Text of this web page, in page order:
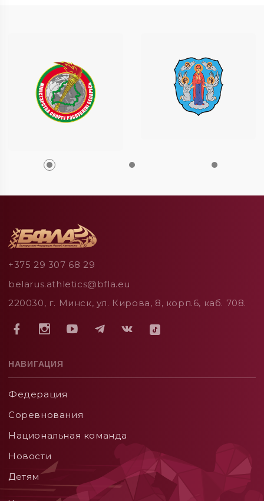
+375 29 307 68 29
belarus.athletics@bfla.eu
220030, г. Минск, ул. Кирова, 8, корп.6, каб. 708.
НАВИГАЦИЯ
Федерация
Соревнования
Национальная команда
Новости
Детям